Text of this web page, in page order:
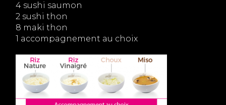
4 sushi saumon
2 sushi thon
8 maki thon
1 accompagnement au choix